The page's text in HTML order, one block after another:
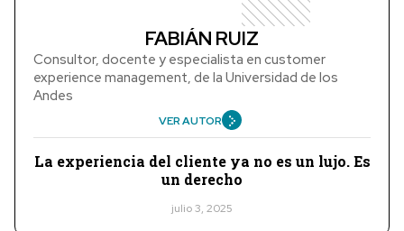
FABIÁN RUIZ
Consultor, docente y especialista en customer
experience management, de la Universidad de los
Andes
VER AUTOR
La experiencia del cliente ya no es un lujo. Es
un derecho
julio 3, 2025